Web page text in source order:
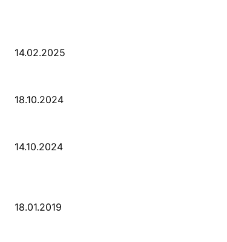
14.02.2025
18.10.2024
14.10.2024
18.01.2019